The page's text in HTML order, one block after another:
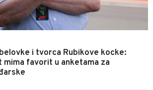
i tvorca Rubikove kocke:
favorit u anketama za